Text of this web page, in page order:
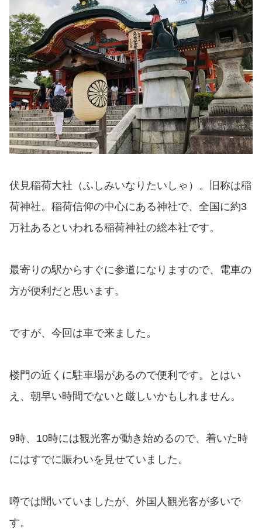
伏見稲荷大社（ふしみいなりたいしゃ）。旧称は稲
荷神社。稲荷信仰の中心にある神社で、全国に約3
万社あるといわれる稲荷神社の総本社です。
最寄りの駅からすぐに参道になりますので、電車の
方が便利だと思います。
ですが、今回は車で来ました。
楼門の近くに駐車場があるので便利です。とはい
え、朝早い時間でないと厳しいかもしれません。
9時、10時には観光客が動き始めるので、着いた時
にはすでに賑わいを見せていました。
噂では聞いていましたが、外国人観光客が多いで
す。